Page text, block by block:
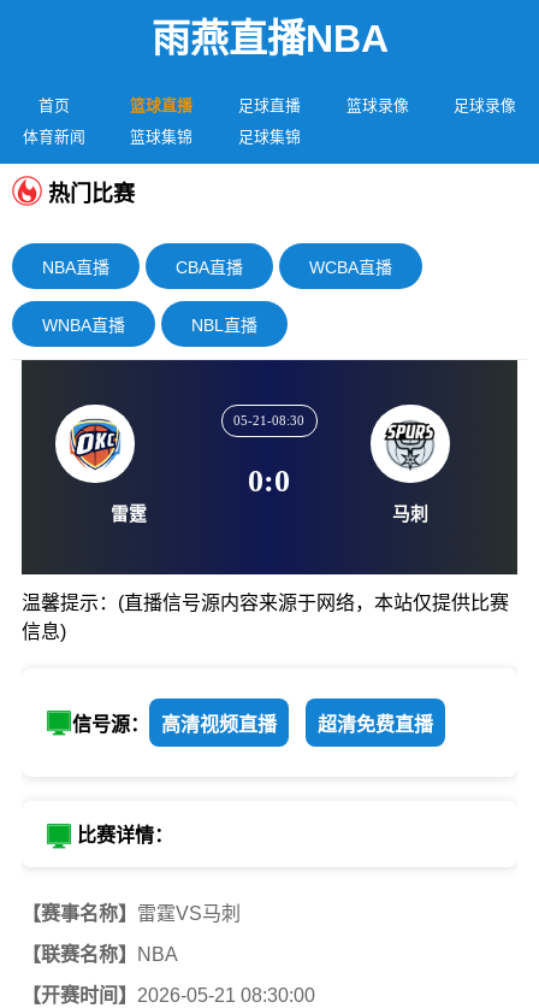
雨燕直播NBA
首页 篮球直播 足球直播 篮球录像
足球录像
体育新闻
篮球集锦 足球集锦
热门比赛
NBA直播 CBA直播 WCBA直播
WNBA直播 NBL直播
0:0
温馨提示：(直播信号源内容来源于网络，本站仅提供比赛
信息)
信号源： 高清视频直播 超清免费直播
比赛详情：
【赛事名称】 雷霆VS马刺
【联赛名称】
NBA
【开赛时间】 2026-05-21 08:30:00